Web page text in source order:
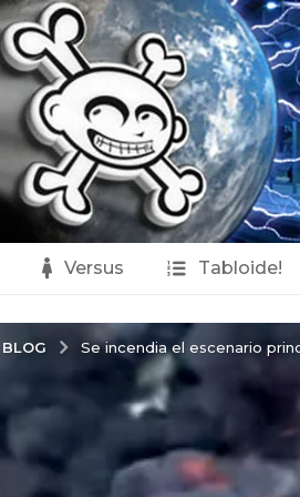
Versus Tabloide!
BLOG Se incendia el escenario